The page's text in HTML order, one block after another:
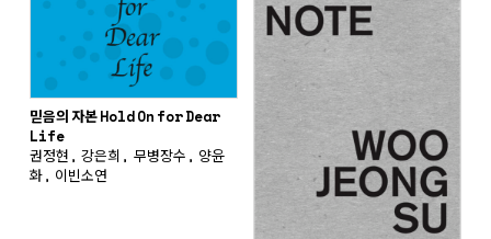
믿음의 자본 Hold On for Dear
Life
권정현, 강은희, 무병장수, 양윤
화, 이빈소연